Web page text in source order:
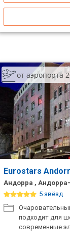
от аэропорта
Eurostars
Андорра ,
5 звёзд
подходит для
современные